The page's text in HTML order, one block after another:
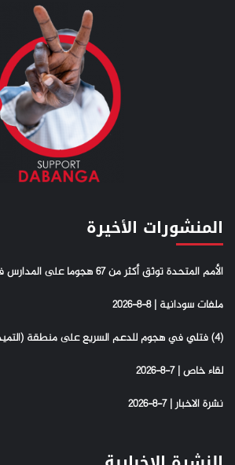
المنشورات الأخيرة
الأمم المتحدة توثق أكثر من 67 هجوما على المدارس في السودان
ملفات سودانية | 8-8-2026
(4) فتلي في هجوم للدعم السريع على منطقة (التميد) شمال كردفان
لقاء خاص | 7-8-2026
نشرة الاخبار | 7-8-2026